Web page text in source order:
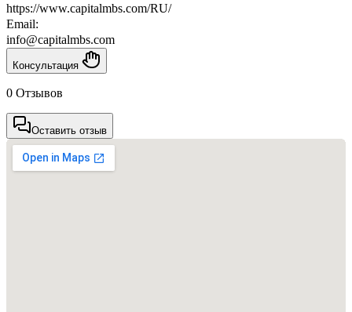
https://www.capitalmbs.com/RU/
Email:
info@capitalmbs.com
Консультация
0 Отзывов
Оставить отзыв